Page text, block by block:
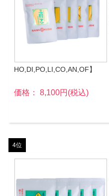
HO,DI,PO,LI,CO,AN,OF】
価格： 8,100円(税込)
4位